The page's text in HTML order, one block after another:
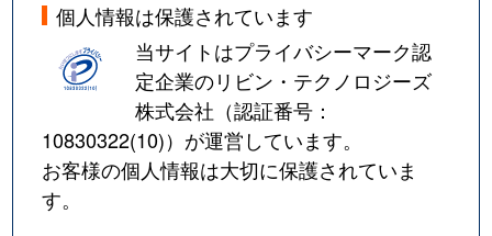
個人情報は保護されています
当サイトはプライバシーマーク認
定企業のリビン・テクノロジーズ
株式会社（認証番号：
10830322(10)）が運営しています。
お客様の個人情報は大切に保護されていま
す。